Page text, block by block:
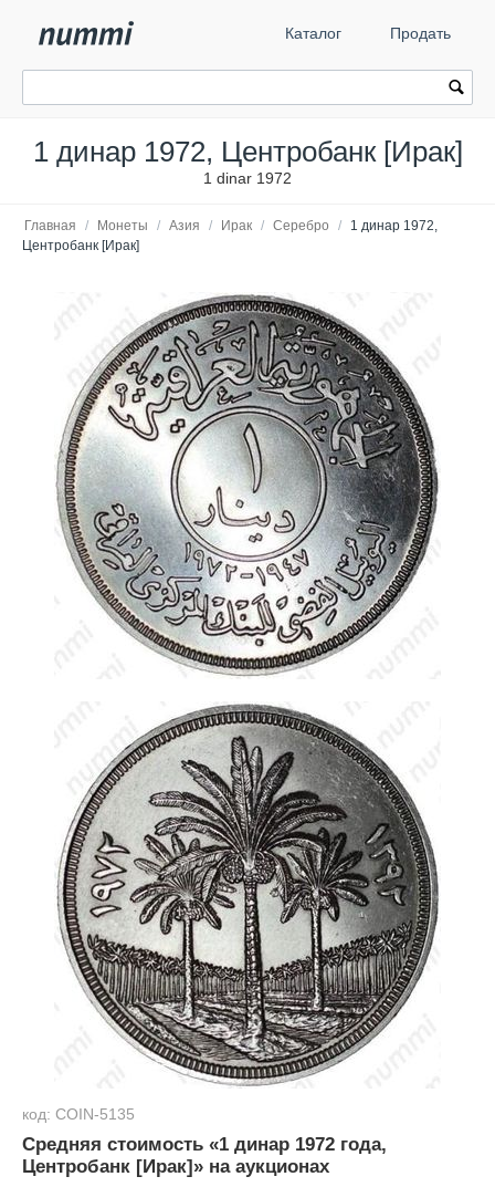
Каталог Продать
1 динар 1972, Центробанк [Ирак]
1 dinar 1972
Главная / Монеты / Азия / Ирак / Серебро /
1 динар 1972,
Центробанк [Ирак]
код: COIN-5135
Средняя стоимость «1 динар 1972 года,
Центробанк [Ирак]» на аукционах